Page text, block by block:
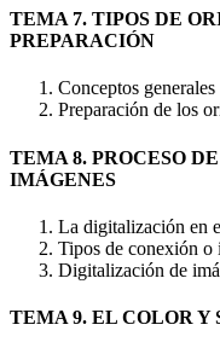
TEMA 7. TIPOS DE
PREPARACIÓN
Conceptos generales
Preparación de los
TEMA 8. PROCESO
IMÁGENES
La digitalización en
Tipos de conexión o
Digitalización de
TEMA 9. EL COLOR Y